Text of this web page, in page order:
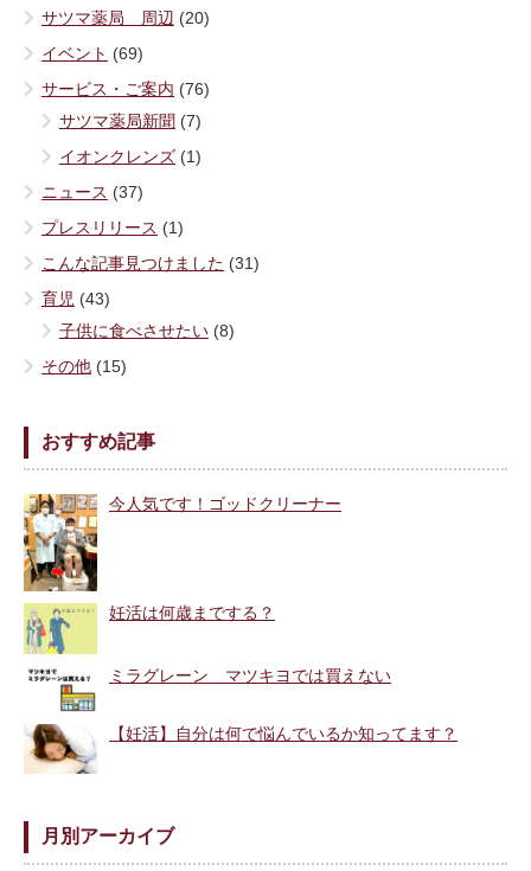
サツマ薬局 周辺 (20)
イベント (69)
サービス・ご案内 (76)
サツマ薬局新聞 (7)
イオンクレンズ (1)
ニュース (37)
プレスリリース (1)
こんな記事見つけました (31)
育児 (43)
子供に食べさせたい (8)
その他 (15)
おすすめ記事
今人気です！ゴッドクリーナー
妊活は何歳までする？
ミラグレーン マツキヨでは買えない
【妊活】自分は何で悩んでいるか知ってます？
月別アーカイブ